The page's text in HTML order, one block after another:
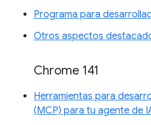
Programa para
Otros aspectos
Chrome 141
Herramientas para
(MCP) para tu agente de